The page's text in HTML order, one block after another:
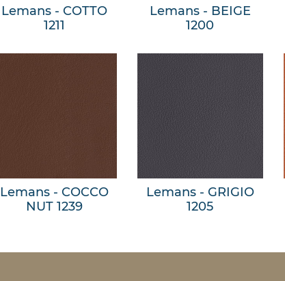
Lemans - COTTO
1211
Lemans - BEIGE
1200
Lemans - COCCO
NUT 1239
Lemans - GRIGIO
1205